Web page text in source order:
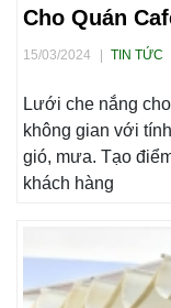
Cho Quán
15/03/2024 TIN TỨC
Lưới che nắng
không gian với
gió, mưa. Tạo
khách hàng